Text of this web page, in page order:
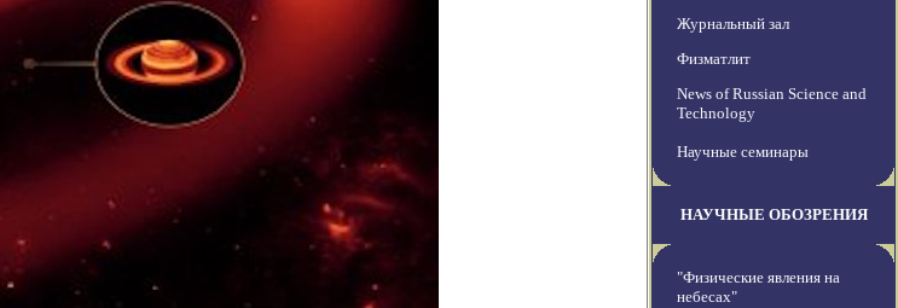
Журнальный зал
Физматлит
News of Russian Science and
Technology
Научные семинары
НАУЧНЫЕ ОБОЗРЕНИЯ
"Физические явления на
небесах"